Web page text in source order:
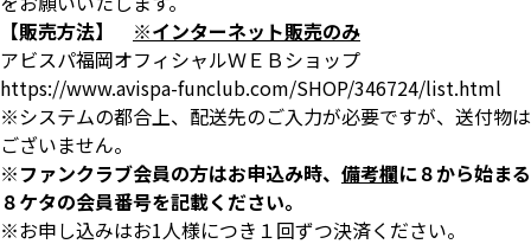
【販売方法】 ※インターネット販売のみ
アビスパ福岡オフィシャルＷＥＢショップ
https://www.avispa-funclub.com/SHOP/346724/list.html
※システムの都合上、配送先のご入力が必要ですが、送付物は
ございません。
※ファンクラブ会員の方はお申込み時、 備考欄に８から始まる
８ケタの会員番号を記載ください。
※お申し込みはお1人様につき１回ずつ決済ください。